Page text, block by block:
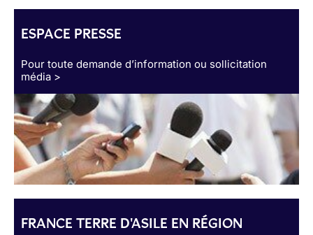
ESPACE PRESSE
Pour toute demande d’information ou sollicitation
média >
FRANCE TERRE D'ASILE EN RÉGION